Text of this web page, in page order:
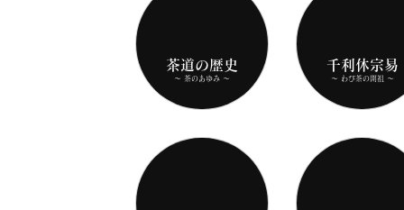
茶道の歴史
～ 茶のあゆみ ～
千利休宗易
～ わび茶の開祖 ～